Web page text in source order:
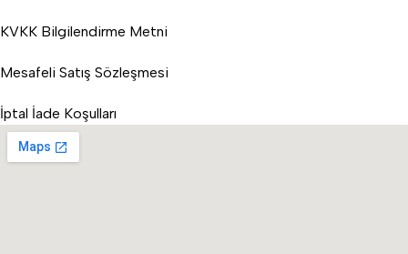
KVKK Bilgilendirme Metni
Mesafeli Satış Sözleşmesi
İptal İade Koşulları